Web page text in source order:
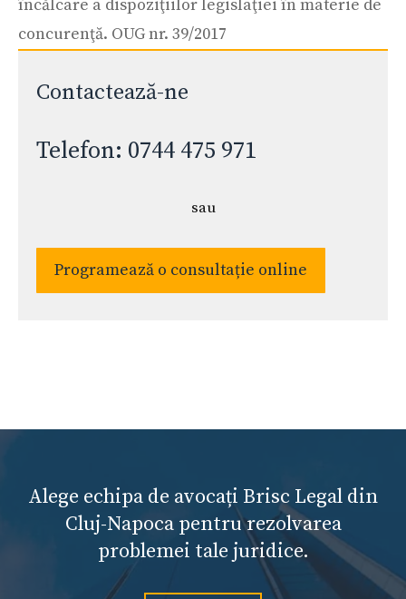
încălcare a dispoziţiilor legislaţiei în materie de
concurenţă. OUG nr. 39/2017
Contactează-ne
Telefon: 0744 475 971
sau
Programează o consultație online
Alege echipa de avocați Brisc Legal din
Cluj-Napoca pentru rezolvarea
problemei tale juridice.